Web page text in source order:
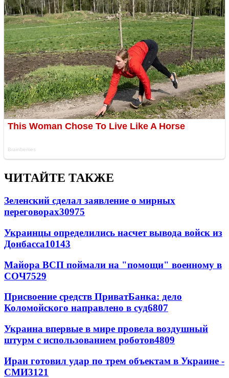
ЧИТАЙТЕ ТАКЖЕ
Зеленский сделал заявление о мирных
переговорах30975
Украинцы определились насчет вывода войск из
Донбасса10143
Майора ВСП поймали на "помощи" военному в
СОЧ7529
Присвоение средств ПриватБанка: дело
Коломойского направлено в суд6807
Украина впервые в мире провела воздушный
штурм с использованием роботов4809
Иран готовил удар по трем объектам в Украине -
СМИ3121